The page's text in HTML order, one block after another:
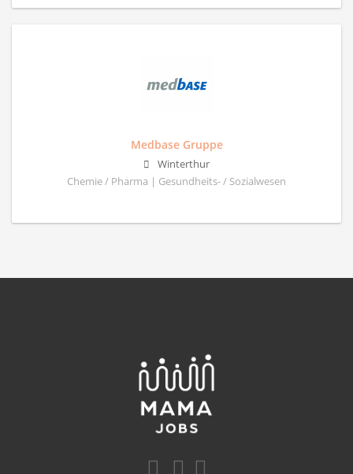
Medbase Gruppe
Winterthur
Chemie / Pharma | Gesundheits- / Sozialwesen